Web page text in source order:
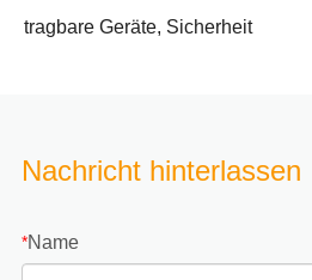
tragbare Geräte, Sicherheit
Nachricht hinterlassen
*Name